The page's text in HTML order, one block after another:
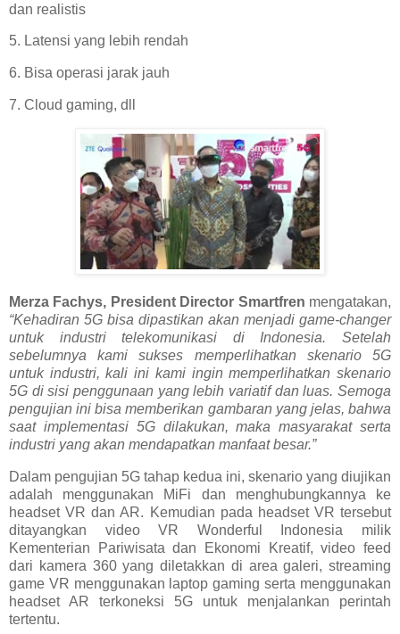
dan realistis
5. Latensi yang lebih rendah
6. Bisa operasi jarak jauh
7. Cloud gaming, dll
Merza Fachys, President Director Smartfren mengatakan,
“Kehadiran 5G bisa dipastikan akan menjadi game-changer
untuk industri telekomunikasi di Indonesia. Setelah
sebelumnya kami sukses memperlihatkan skenario 5G
untuk industri, kali ini kami ingin memperlihatkan skenario
5G di sisi penggunaan yang lebih variatif dan luas. Semoga
pengujian ini bisa memberikan gambaran yang jelas, bahwa
saat implementasi 5G dilakukan, maka masyarakat serta
industri yang akan mendapatkan manfaat besar.”
Dalam pengujian 5G tahap kedua ini, skenario yang diujikan
adalah menggunakan MiFi dan menghubungkannya ke
headset VR dan AR. Kemudian pada headset VR tersebut
ditayangkan video VR Wonderful Indonesia milik
Kementerian Pariwisata dan Ekonomi Kreatif, video feed
dari kamera 360 yang diletakkan di area galeri, streaming
game VR menggunakan laptop gaming serta menggunakan
headset AR terkoneksi 5G untuk menjalankan perintah
tertentu.